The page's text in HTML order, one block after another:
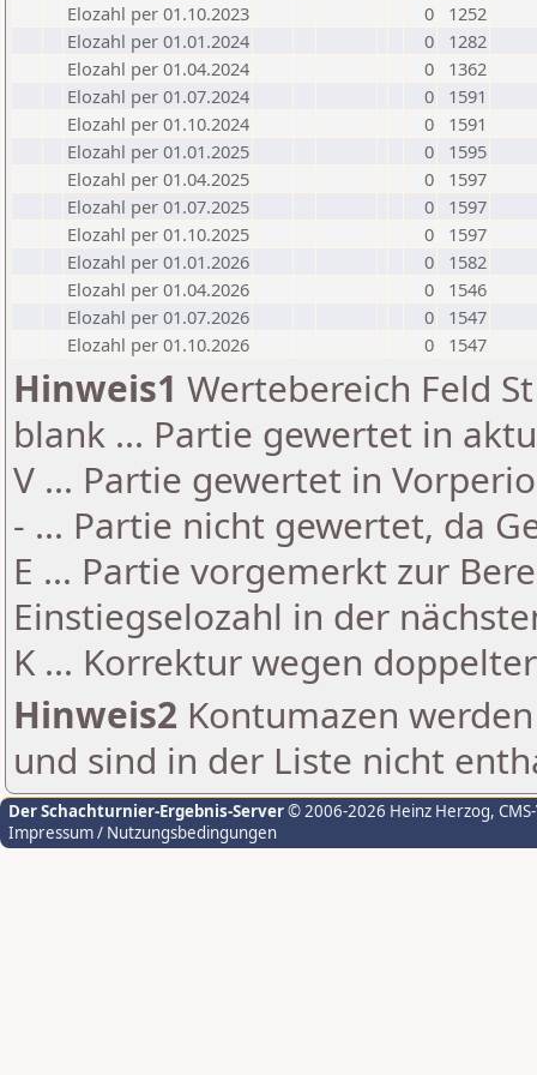
Elozahl per 01.10.2023
0
1252
Elozahl per 01.01.2024
0
1282
Elozahl per 01.04.2024
0
1362
Elozahl per 01.07.2024
0
1591
Elozahl per 01.10.2024
0
1591
Elozahl per 01.01.2025
0
1595
Elozahl per 01.04.2025
0
1597
Elozahl per 01.07.2025
0
1597
Elozahl per 01.10.2025
0
1597
Elozahl per 01.01.2026
0
1582
Elozahl per 01.04.2026
0
1546
Elozahl per 01.07.2026
0
1547
Elozahl per 01.10.2026
0 1547
Hinweis1 Wertebereich Feld
blank ... Partie gewertet in
V ... Partie gewertet in
- ... Partie nicht gewertet, da
E ... Partie vorgemerkt zur
Einstiegselozahl in der
K ... Korrektur wegen
Hinweis2 Kontumazen
und sind in der Liste nicht
Der Schachturnier-Ergebnis-Server© 2006-2026 Heinz Herzog,
Impressum / Nutzungsbedingungen